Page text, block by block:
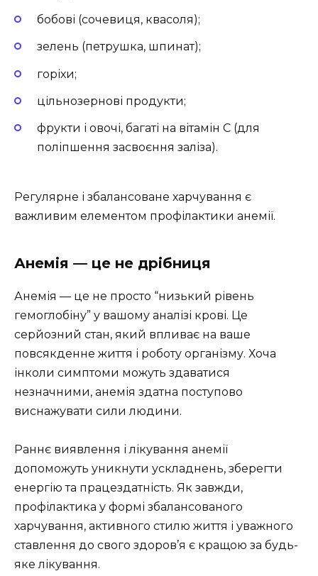
бобові (сочевиця, квасоля);
зелень (петрушка, шпинат);
горіхи;
цільнозернові продукти;
фрукти і овочі, багаті на вітамін C (для
поліпшення засвоєння заліза).
Регулярне і збалансоване харчування є
важливим елементом профілактики анемії.
Анемія — це не дрібниця
Анемія — це не просто “низький рівень
гемоглобіну” у вашому аналізі крові. Це
серйозний стан, який впливає на ваше
повсякденне життя і роботу організму. Хоча
інколи симптоми можуть здаватися
незначними, анемія здатна поступово
виснажувати сили людини.
Раннє виявлення і лікування анемії
допоможуть уникнути ускладнень, зберегти
енергію та працездатність. Як завжди,
профілактика у формі збалансованого
харчування, активного стилю життя і уважного
ставлення до свого здоров’я є кращою за будь-
яке лікування.